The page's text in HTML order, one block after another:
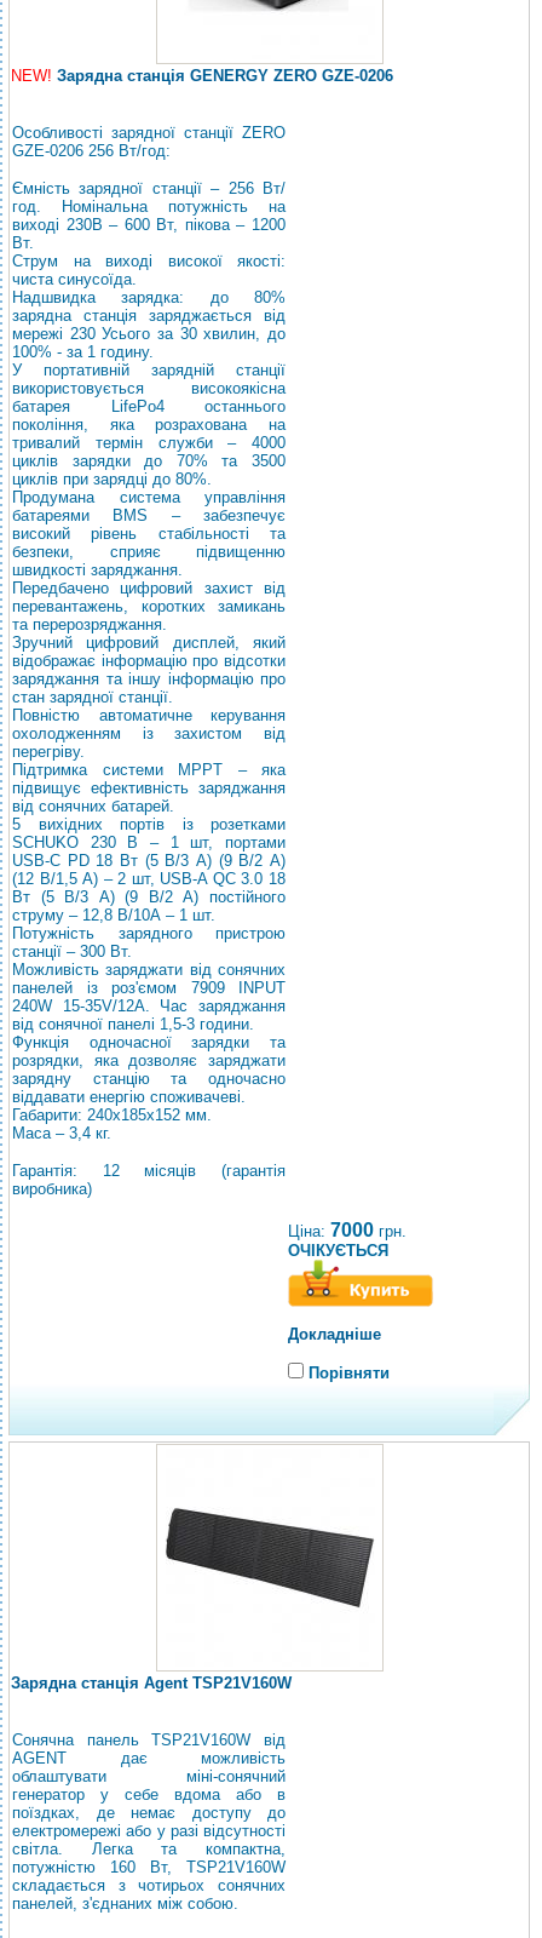
NEW! Зарядна станція GENERGY ZERO GZE-0206
Особливості зарядної станції ZERO
GZE-0206 256 Вт/год:
Ємність зарядної станції – 256 Вт/
год. Номінальна потужність на
виході 230В – 600 Вт, пікова – 1200
Вт.
Струм на виході високої якості:
чиста синусоїда.
Надшвидка зарядка: до 80%
зарядна станція заряджається від
мережі 230 Усього за 30 хвилин, до
100% - за 1 годину.
У портативній зарядній станції
використовується високоякісна
батарея LifePo4 останнього
покоління, яка розрахована на
тривалий термін служби – 4000
циклів зарядки до 70% та 3500
циклів при зарядці до 80%.
Продумана система управління
батареями BMS – забезпечує
високий рівень стабільності та
безпеки, сприяє підвищенню
швидкості заряджання.
Передбачено цифровий захист від
перевантажень, коротких замикань
та перерозряджання.
Зручний цифровий дисплей, який
відображає інформацію про відсотки
заряджання та іншу інформацію про
стан зарядної станції.
Повністю автоматичне керування
охолодженням із захистом від
перегріву.
Підтримка системи MPPT – яка
підвищує ефективність заряджання
від сонячних батарей.
5 вихідних портів із розетками
SCHUKO 230 В – 1 шт, портами
USB-С PD 18 Вт (5 В/3 А) (9 В/2 А)
(12 В/1,5 А) – 2 шт, USB-A QС 3.0 18
Вт (5 В/3 А) (9 В/2 А) постійного
струму – 12,8 В/10А – 1 шт.
Потужність зарядного пристрою
станції – 300 Вт.
Можливість заряджати від сонячних
панелей із роз'ємом 7909 INPUT
240W 15-35V/12A. Час заряджання
від сонячної панелі 1,5-3 години.
Функція одночасної зарядки та
розрядки, яка дозволяє заряджати
зарядну станцію та одночасно
віддавати енергію споживачеві.
Габарити: 240х185х152 мм.
Маса – 3,4 кг.
Гарантія: 12 місяців (гарантія
виробника)
Ціна: 7000 грн.
ОЧІКУЄТЬСЯ
Докладніше
Порівняти
Зарядна станція Agent TSP21V160W
Сонячна панель TSP21V160W від
AGENT дає можливість
облаштувати міні-сонячний
генератор у себе вдома або в
поїздках, де немає доступу до
електромережі або у разі відсутності
світла. Легка та компактна,
потужністю 160 Вт, TSP21V160W
складається з чотирьох сонячних
панелей, з'єднаних між собою.